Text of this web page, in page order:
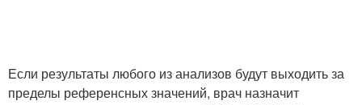
Если результаты любого из анализов будут выходить за
пределы референсных значений, врач назначит